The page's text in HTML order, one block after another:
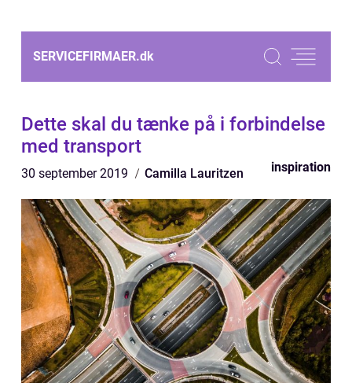
SERVICEFIRMAER.dk
Dette skal du tænke på i forbindelse
med transport
30 september 2019 Camilla Lauritzen inspiration